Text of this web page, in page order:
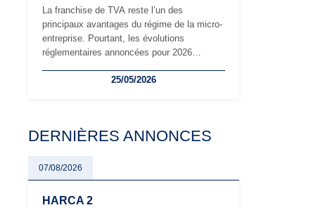
La franchise de TVA reste l’un des
principaux avantages du régime de la micro-
entreprise. Pourtant, les évolutions
réglementaires annoncées pour 2026
les auto-entrepreneurs, artisans et
évoluent dans un contexte de contrôle
oblige les indépendants à rester
particulièrement vigilants.
25/05/2026
DERNIÈRES ANNONCES
07/08/2026
HARCA 2